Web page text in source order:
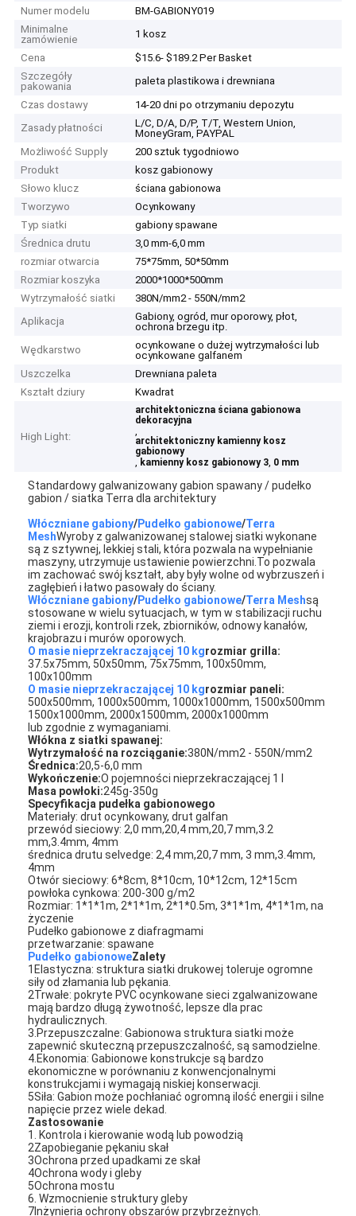
Dom
Produkty
O nas
Numer modelu
BM-GABIONY019
Minimalne
zamówienie
1 kosz
Cena
$15.6- $189.2 Per Basket
Szczegóły
pakowania
paleta plastikowa i drewniana
Czas dostawy
14-20 dni po otrzymaniu depozytu
Zasady płatności
L/C, D/A, D/P, T/T, Western Union,
MoneyGram, PAYPAL
Możliwość Supply
200 sztuk tygodniowo
Produkt
kosz gabionowy
Słowo klucz
ściana gabionowa
Tworzywo
Ocynkowany
Typ siatki
gabiony spawane
Średnica drutu
3,0 mm-6,0 mm
rozmiar otwarcia
75*75mm, 50*50mm
Rozmiar koszyka
2000*1000*500mm
Wytrzymałość siatki
380N/mm2 - 550N/mm2
Aplikacja
Gabiony, ogród, mur oporowy, płot,
ochrona brzegu itp.
Wędkarstwo
ocynkowane o dużej wytrzymałości lub
ocynkowane galfanem
Uszczelka
Drewniana paleta
Kształt dziury
Kwadrat
High Light:
architektoniczna ściana gabionowa
dekoracyjna
,
architektoniczny kamienny kosz
gabionowy
, kamienny kosz gabionowy 3, 0 mm
Standardowy galwanizowany gabion spawany / pudełko
gabion / siatka Terra dla architektury
Włóczniane gabiony/Pudełko gabionowe/Terra
MeshWyroby z galwanizowanej stalowej siatki wykonane
są z sztywnej, lekkiej stali, która pozwala na wypełnianie
maszyny, utrzymuje ustawienie powierzchni.To pozwala
im zachować swój kształt, aby były wolne od wybrzuszeń i
zagłębień i łatwo pasowały do ściany.
Włóczniane gabiony/Pudełko gabionowe/Terra Meshsą
stosowane w wielu sytuacjach, w tym w stabilizacji ruchu
ziemi i erozji, kontroli rzek, zbiorników, odnowy kanałów,
krajobrazu i murów oporowych.
O masie nieprzekraczającej 10 kgrozmiar grilla:
37.5x75mm, 50x50mm, 75x75mm, 100x50mm,
100x100mm
O masie nieprzekraczającej 10 kgrozmiar paneli:
500x500mm, 1000x500mm, 1000x1000mm, 1500x500mm
1500x1000mm, 2000x1500mm, 2000x1000mm
lub zgodnie z wymaganiami.
Włókna z siatki spawanej:
Wytrzymałość na rozciąganie:380N/mm2 - 550N/mm2
Średnica:20,5-6,0 mm
Wykończenie:O pojemności nieprzekraczającej 1 l
Masa powłoki:245g-350g
Specyfikacja pudełka gabionowego
Materiały: drut ocynkowany, drut galfan
przewód sieciowy: 2,0 mm,20,4 mm,20,7 mm,3.2
mm,3.4mm, 4mm
średnica drutu selvedge: 2,4 mm,20,7 mm, 3 mm,3.4mm,
4mm
Otwór sieciowy: 6*8cm, 8*10cm, 10*12cm, 12*15cm
powłoka cynkowa: 200-300 g/m2
Rozmiar: 1*1*1m, 2*1*1m, 2*1*0.5m, 3*1*1m, 4*1*1m, na
życzenie
Pudełko gabionowe z diafragmami
przetwarzanie: spawane
Pudełko gabionoweZalety
1Elastyczna: struktura siatki drukowej toleruje ogromne
siły od złamania lub pękania.
2Trwałe: pokryte PVC ocynkowane sieci zgalwanizowane
mają bardzo długą żywotność, lepsze dla prac
hydraulicznych.
3.Przepuszczalne: Gabionowa struktura siatki może
zapewnić skuteczną przepuszczalność, są samodzielne.
4.Ekonomia: Gabionowe konstrukcje są bardzo
ekonomiczne w porównaniu z konwencjonalnymi
konstrukcjami i wymagają niskiej konserwacji.
5Siła: Gabion może pochłaniać ogromną ilość energii i silne
napięcie przez wiele dekad.
Zastosowanie
1. Kontrola i kierowanie wodą lub powodzią
2Zapobieganie pękaniu skał
3Ochrona przed upadkami ze skał
4Ochrona wody i gleby
5Ochrona mostu
6. Wzmocnienie struktury gleby
7Inżynieria ochrony obszarów przybrzeżnych.